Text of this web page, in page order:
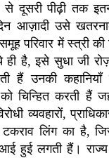
से दूसरी पीढ़ी तक
आज़ादी उसे
परिवार में स्त्री
है, इसे सुधा जी
हैं उनकी
चिन्हित करती हैं
व्यवहारों,
लिंग का है,
हुई लगती हैं। राज्य